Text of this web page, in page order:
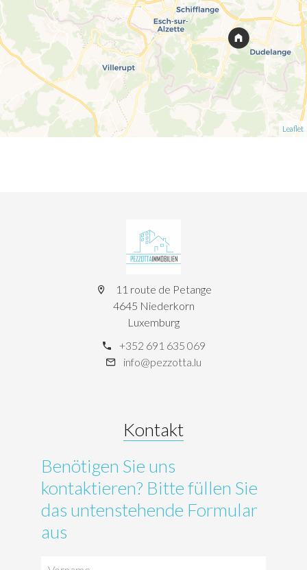
Leaflet
11 route de Petange
4645 Niederkorn
Luxemburg
+352 691 635 069
info@pezzotta.lu
Benötigen Sie uns
kontaktieren? Bitte füllen Sie
das untenstehende Formular
aus
Kontakt